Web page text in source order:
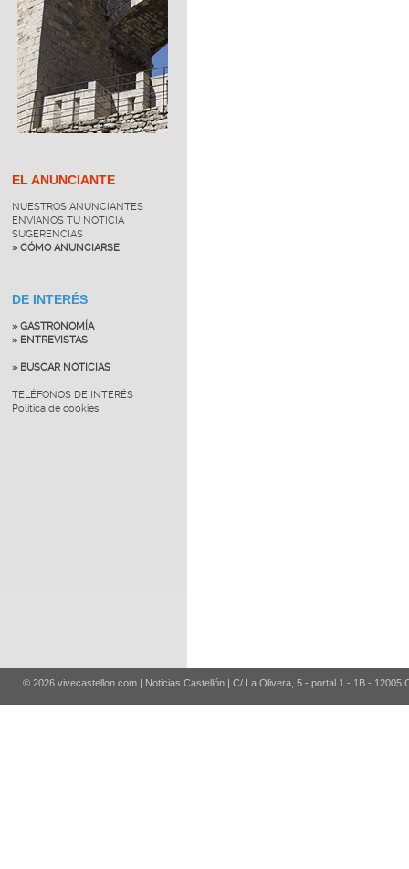
EL ANUNCIANTE
NUESTROS ANUNCIANTES
ENVÍANOS TU NOTICIA
SUGERENCIAS
» CÓMO ANUNCIARSE
DE INTERÉS
» GASTRONOMÍA
» ENTREVISTAS
» BUSCAR NOTICIAS
TELÉFONOS DE INTERÉS
Política de cookies
© 2026 vivecastellon.com | Noticias Castellón | C/ La Olivera, 5 - portal 1 - 1B - 12005